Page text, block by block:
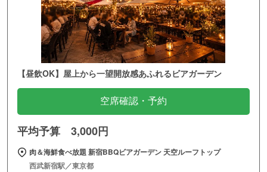
【昼飲OK】屋上から一望開放感あふれるビアガーデン
空席確認・予約
平均予算 3,000円
肉＆海鮮食べ放題 新宿BBQビアガーデン 天空ルーフトップ
西武新宿駅／東京都